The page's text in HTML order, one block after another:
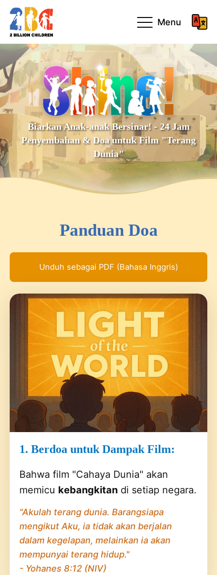
Menu
Biarkan Anak-anak Bersinar! - 24 Jam
Penyembahan & Doa untuk Film "Terang
Dunia"
Panduan Doa
Unduh sebagai PDF (Bahasa Inggris)
1. Berdoa untuk Dampak Film:
Bahwa film "Cahaya Dunia" akan
memicu kebangkitan di setiap negara.
"Akulah terang dunia. Barangsiapa
mengikut Aku, ia tidak akan berjalan
dalam kegelapan, melainkan ia akan
mempunyai terang hidup."
- Yohanes 8:12 (NIV)